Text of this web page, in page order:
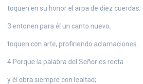
toquen en su honor el arpa de diez cuerdas;
3 entonen para él un canto nuevo,
toquen con arte, profiriendo aclamaciones.
4 Porque la palabra del Señor es recta
y él obra siempre con lealtad;